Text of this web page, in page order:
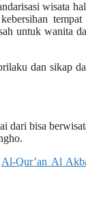
wisata
untuk wanita
dan sikap
dari bisa
Al-Qur’an Al